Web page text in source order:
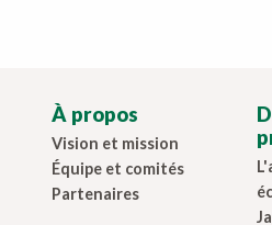
À propos
Vision et mission
Équipe et comités
Partenaires